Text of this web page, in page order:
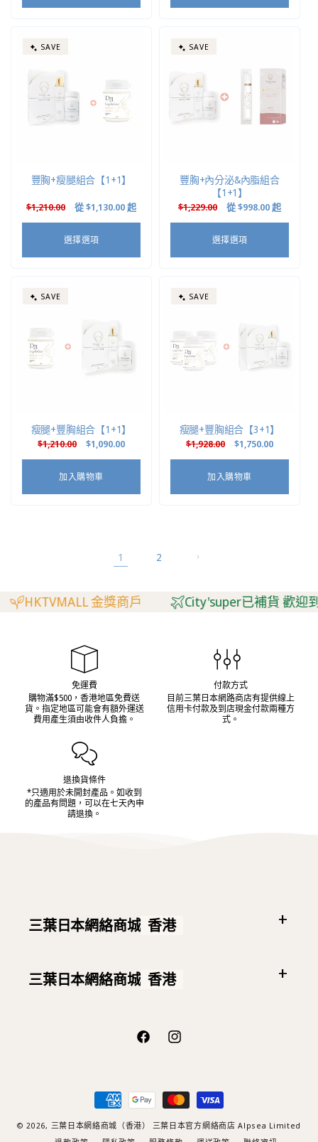
SAVE
豐胸+瘦腿組合【1+1】
定
$1,210.00 售
價
從$1,130.00起
選擇選項
SAVE
豐胸+內分泌&內脂組合
【1+1】
定
$1,229.00 售
價
從$998.00起
選擇選項
SAVE
瘦腿+豐胸組合【1+1】
定
$1,210.00 售
$1,090.00
加入購物車
SAVE
瘦腿+豐胸組合【3+1】
定
$1,928.00 售
$1,750.00
加入購物車
1 2
HKTVMALL 金獎商戶 City'super已補貨 歡迎到
免運費
購物滿$500，香港地區免費送
貨。指定地區可能會有額外運送
費用產生須由收件人負擔。
付款方式
目前三葉日本網路商店有提供線上
信用卡付款及到店現金付款兩種方
式。
退換貨條件
*只適用於未開封產品。如收到
的產品有問題，可以在七天內申
請退換。
三葉日本網絡商城 香港
三葉日本網絡商城 香港
FacebookInstagram
付
款
方
© 2026, 三葉日本網絡商城（香港）
三葉日本官方網絡商店 Alpsea Limited